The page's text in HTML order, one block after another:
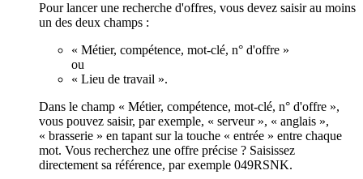
Pour lancer une recherche d'offres, vous devez saisir au moins
un des deux champs :
« Métier, compétence, mot-clé, n° d'offre »
ou
« Lieu de travail ».
Dans le champ « Métier, compétence, mot-clé, n° d'offre »,
vous pouvez saisir, par exemple, « serveur », « anglais »,
« brasserie » en tapant sur la touche « entrée » entre chaque
mot. Vous recherchez une offre précise ? Saisissez
directement sa référence, par exemple 049RSNK.